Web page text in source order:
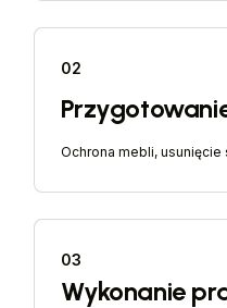
02
Ochrona mebli, usunięcie
03
Wykonanie